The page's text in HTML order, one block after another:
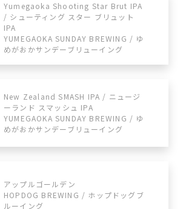
Yumegaoka Shooting Star Brut IPA
/ シューティング スター ブリュット
IPA
YUMEGAOKA SUNDAY BREWING / ゆ
めがおかサンデーブリューイング
New Zealand SMASH IPA / ニュージ
ーランド スマッシュ IPA
YUMEGAOKA SUNDAY BREWING / ゆ
めがおかサンデーブリューイング
アップルゴールデン
HOPDOG BREWING / ホップドッグブ
ルーイング